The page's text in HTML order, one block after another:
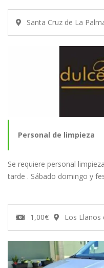
Santa Cruz de La
Personal de limpieza
Se requiere personal
tarde . Sábado domingo y
1,00€ Los Llanos